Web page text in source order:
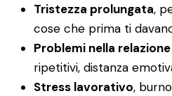
Tristezza prolungata,
cose che prima ti
Problemi nella
ripetitivi, distanza
Stress lavorativo,